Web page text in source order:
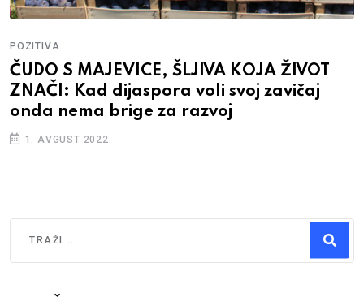
POZITIVA
ČUDO S MAJEVICE, ŠLJIVA KOJA ŽIVOT
ZNAČI: Kad dijaspora voli svoj zavičaj
onda nema brige za razvoj
1. AVGUST 2022.
Type 2 or more characters for results.